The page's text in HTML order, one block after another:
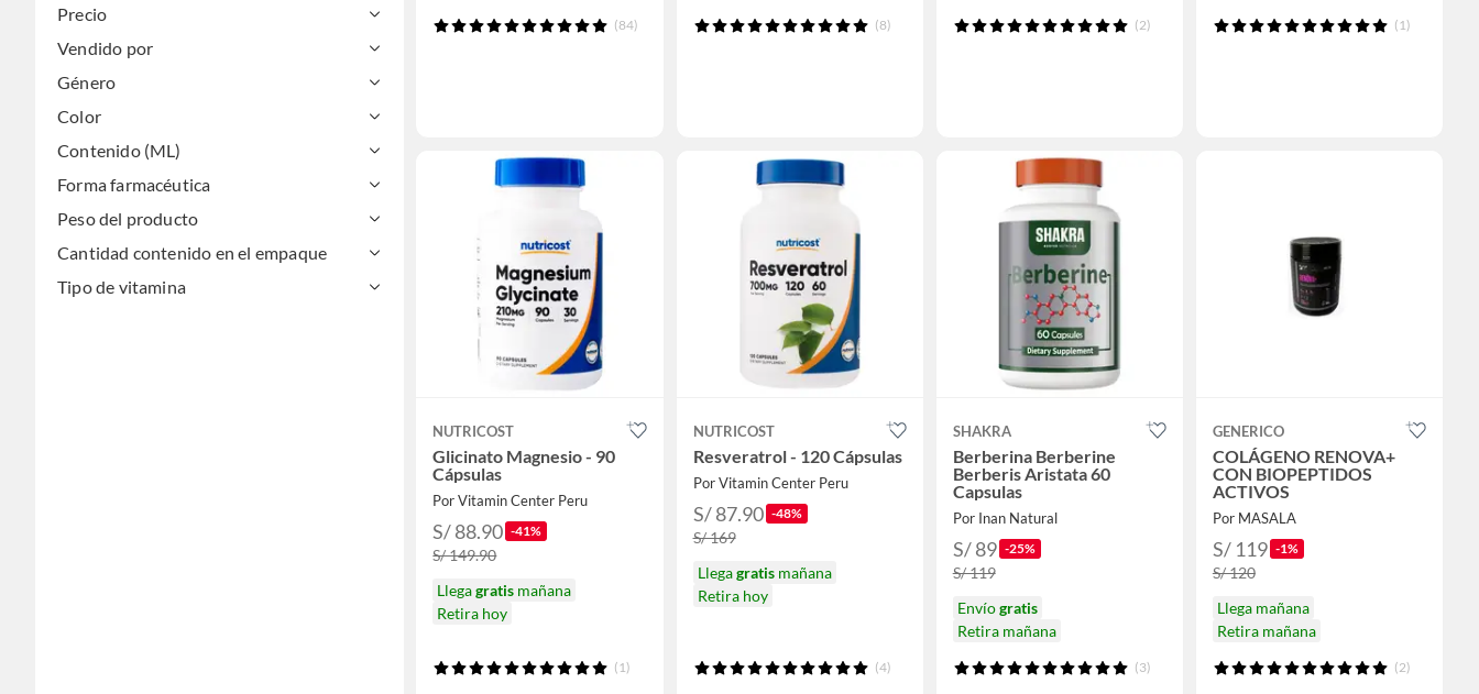
Precio
Vendido por
Género
Color
Contenido (ML)
Forma farmacéutica
Peso del producto
Cantidad contenido en el empaque
Tipo de vitamina
(84) (8) (2) (1)
NUTRICOST
Glicinato Magnesio - 90
Cápsulas
Por Vitamin Center Peru
S/ 88.90 -41%
S/ 149.90
Llegagratis mañana
Retira hoy
(1)
NUTRICOST
Resveratrol - 120 Cápsulas
Por Vitamin Center Peru
S/ 87.90 -48%
S/ 169
Llegagratismañana
Retira hoy
(4)
SHAKRA
Berberina Berberine
Berberis Aristata 60
Capsulas
Por Inan Natural
S/ 89 -25%
S/ 119
Envíogratis
Retira mañana
(3)
GENERICO
COLÁGENO RENOVA+
CON BIOPEPTIDOS
ACTIVOS
Por MASALA
S/ 119 -1%
S/ 120
Llega mañana
Retira mañana
(2)